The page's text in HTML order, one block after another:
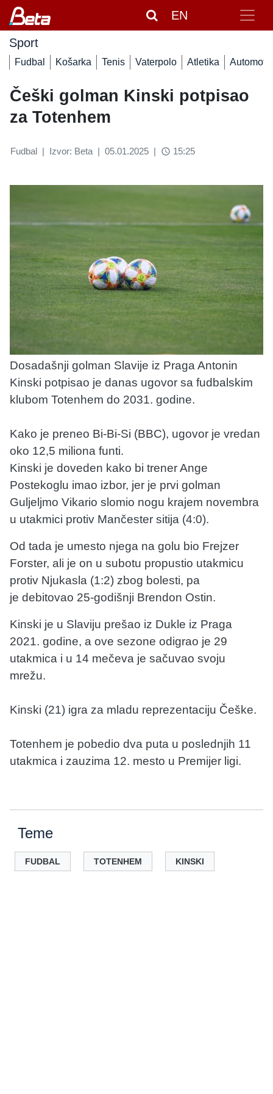
EN
Sport
Fudbal Košarka Tenis Vaterpolo Atletika Automoto
Češki golman Kinski potpisao
za Totenhem
Fudbal | Izvor: Beta | 05.01.2025 | access_time 15:25
Dosadašnji golman Slavije iz Praga Antonin
Kinski potpisao je danas ugovor sa fudbalskim
klubom Totenhem do 2031. godine.
Kako je preneo Bi-Bi-Si (BBC), ugovor je vredan
oko 12,5 miliona funti.
Kinski je doveden kako bi trener Ange
Postekoglu imao izbor, jer je prvi golman
Guljeljmo Vikario slomio nogu krajem novembra
u utakmici protiv Mančester sitija (4:0).
Od tada je umesto njega na golu bio Frejzer
Forster, ali je on u subotu propustio utakmicu
protiv Njukasla (1:2) zbog bolesti, pa
je debitovao 25-godišnji Brendon Ostin.
Kinski je u Slaviju prešao iz Dukle iz Praga
2021. godine, a ove sezone odigrao je 29
utakmica i u 14 mečeva je sačuvao svoju
mrežu.
Kinski (21) igra za mladu reprezentaciju Češke.
Totenhem je pobedio dva puta u poslednjih 11
utakmica i zauzima 12. mesto u Premijer ligi.
Teme
FUDBAL TOTENHEM KINSKI